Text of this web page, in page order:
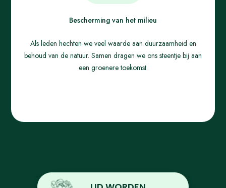
Bescherming van het milieu
Als leden hechten we veel waarde aan duurzaamheid en
behoud van de natuur. Samen dragen we ons steentje bij aan
een groenere toekomst.